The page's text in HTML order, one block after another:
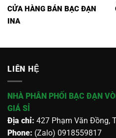
CỬA HÀNG BÁN BẠC ĐẠN
INA
LIÊN HỆ
NHÀ PHÂN PHỐI BẠC ĐẠN
GIÁ SỈ
Địa chỉ: 427 Phạm Văn Đồng,
Phone: (Zalo) 0918559817